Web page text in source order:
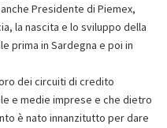
Presidente di Piemex,
la nascita e lo sviluppo della
prima in Sardegna e poi in
dei circuiti di credito
e medie imprese e che dietro
è nato innanzitutto per dare